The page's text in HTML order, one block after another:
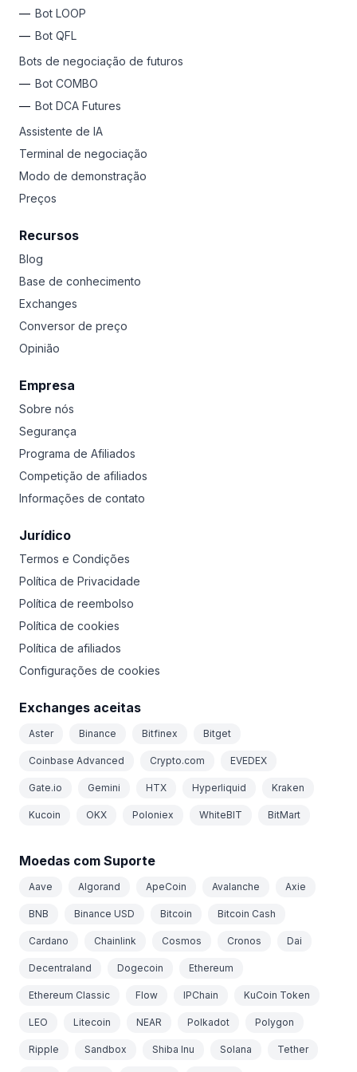
Bot LOOP
Bot QFL
Bots de negociação de futuros
Bot COMBO
Bot DCA Futures
Assistente de IA
Terminal de negociação
Modo de demonstração
Preços
Recursos
Blog
Base de conhecimento
Exchanges
Conversor de preço
Opinião
Empresa
Sobre nós
Segurança
Programa de Afiliados
Competição de afiliados
Informações de contato
Jurídico
Termos e Condições
Política de Privacidade
Política de reembolso
Política de cookies
Política de afiliados
Configurações de cookies
Exchanges aceitas
Aster Binance Bitfinex Bitget
Coinbase Advanced Crypto.com EVEDEX
Gate.io Gemini HTX Hyperliquid Kraken
Kucoin OKX Poloniex WhiteBIT BitMart
Moedas com Suporte
Aave Algorand ApeCoin Avalanche Axie
BNB Binance USD Bitcoin Bitcoin Cash
Cardano Chainlink Cosmos Cronos Dai
Decentraland Dogecoin Ethereum
Ethereum Classic Flow IPChain KuCoin Token
LEO Litecoin NEAR Polkadot Polygon
Ripple Sandbox Shiba Inu Solana Tether